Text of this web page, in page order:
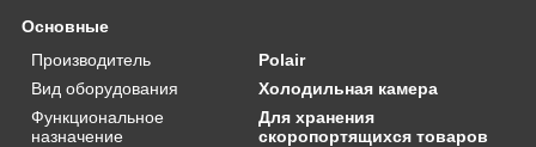
Основные
Производитель
Polair
Вид оборудования
Холодильная камера
Функциональное
назначение
Для хранения
скоропортящихся товаров